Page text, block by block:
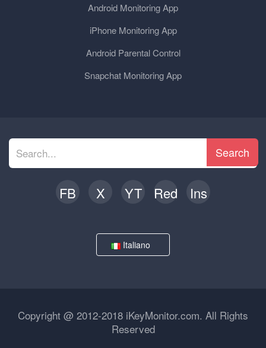
Android Monitoring App
iPhone Monitoring App
Android Parental Control
Snapchat Monitoring App
Search
FB X YT Red Ins
Italiano
Copyright @ 2012-2018 iKeyMonitor.com. All Rights
Reserved